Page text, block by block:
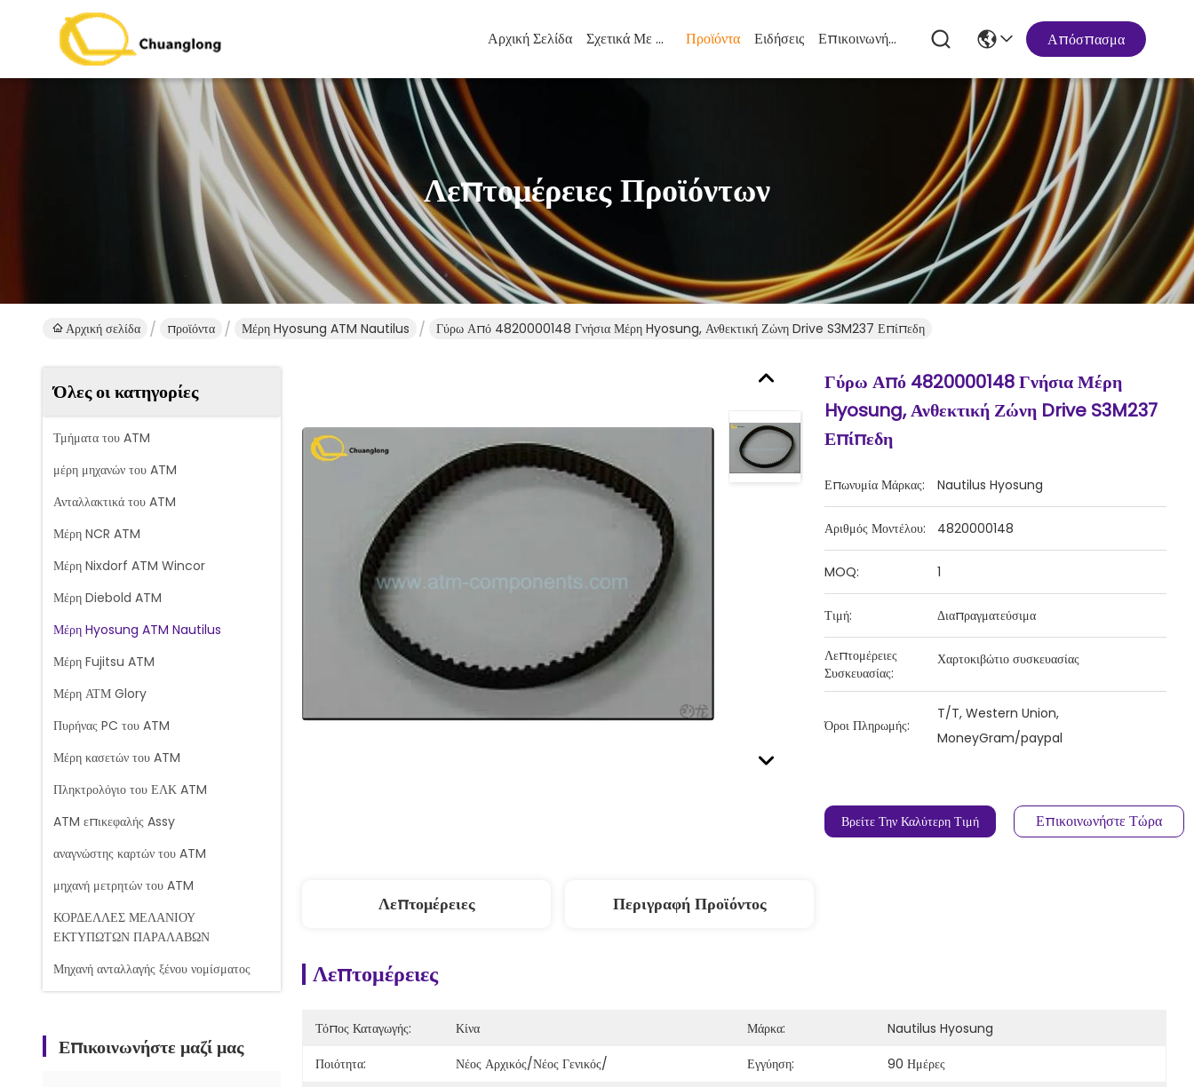
Αρχική Σελίδα Σχετικά Με Εμάς Προϊόντα Ειδήσεις Επικοινωνήστε Μαζί Μας Απόσπασμα
Λεπτομέρειες Προϊόντων
Αρχική σελίδα προϊόντα Μέρη Hyosung ATM Nautilus Γύρω Από 4820000148 Γνήσια Μέρη Hyosung, Ανθεκτική Ζώνη Drive S3M237 Επίπεδη
Όλες οι κατηγορίες
Τμήματα του ATM
μέρη μηχανών του ATM
Ανταλλακτικά του ATM
Μέρη NCR ATM
Μέρη Nixdorf ATM Wincor
Μέρη Diebold ATM
Μέρη Hyosung ATM Nautilus
Μέρη Fujitsu ATM
Μέρη ΑΤΜ Glory
Πυρήνας PC του ATM
Μέρη κασετών του ATM
Πληκτρολόγιο του ΕΛΚ ATM
ATM επικεφαλής Assy
αναγνώστης καρτών του ATM
μηχανή μετρητών του ATM
ΚΟΡΔΕΛΛΕΣ ΜΕΛΑΝΙΟΥ
ΕΚΤΥΠΩΤΩΝ ΠΑΡΑΛΑΒΩΝ
Μηχανή ανταλλαγής ξένου νομίσματος
Επικοινωνήστε μαζί μας
Γύρω Από 4820000148 Γνήσια Μέρη
Hyosung, Ανθεκτική Ζώνη Drive S3M237
Επίπεδη
Επωνυμία Μάρκας: Nautilus Hyosung
Αριθμός Μοντέλου: 4820000148
MOQ: 1
Τιμή: Διαπραγματεύσιμα
Λεπτομέρειες
Συσκευασίας:
Χαρτοκιβώτιο συσκευασίας
Όροι Πληρωμής:
T/T, Western Union,
MoneyGram/paypal
Βρείτε Την Καλύτερη Τιμή Επικοινωνήστε Τώρα
Λεπτομέρειες Περιγραφή Προϊόντος
Λεπτομέρειες
Τόπος Καταγωγής: Κίνα Μάρκα:
Nautilus Hyosung
Ποιότητα:
Νέος Αρχικός/νέος Γενικός/ Εγγύηση:
90 Ημέρες